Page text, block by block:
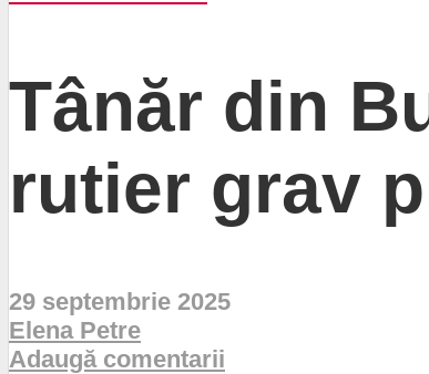
Tânăr din
rutier grav
29 septembrie 2025
Elena Petre
Adaugă comentarii